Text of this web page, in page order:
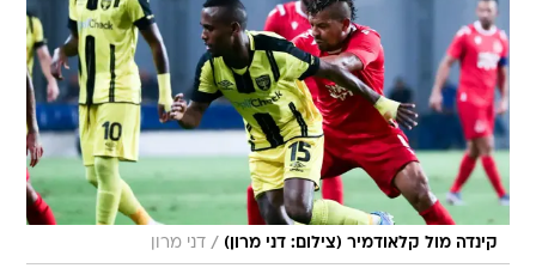
קינדה מול קלאודמיר (צילום: דני מרון) / דני מרון